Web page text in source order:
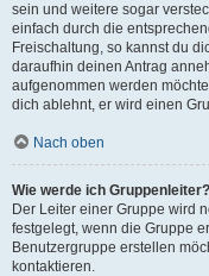
sein und weitere sogar
einfach durch die
Freischaltung, so kannst du
daraufhin deinen Antrag
aufgenommen werden
dich ablehnt, er wird einen
Nach oben
Wie werde ich Gruppenleiter?
Der Leiter einer Gruppe wird
festgelegt, wenn die Gruppe
Benutzergruppe erstellen
kontaktieren.